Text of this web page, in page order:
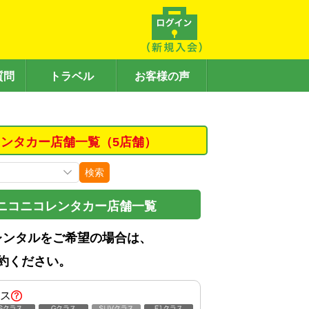
問 トラベル お客様の声
タカー店舗一覧（5店舗）
検索
コニコレンタカー店舗一覧
タルをご希望の場合は、
ください。